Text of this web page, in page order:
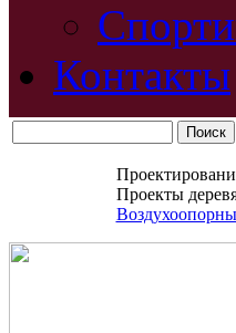
Контакты
Проекты